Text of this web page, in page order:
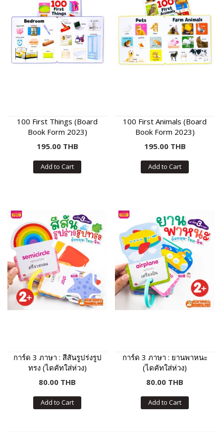
100 First Things (Board
Book Form 2023)
195.00 THB
Add to Cart
100 First Animals (Board
Book Form 2023)
195.00 THB
Add to Cart
การ์ด 3 ภาษา : สีสันรูปร่งรูป
ทรง (ไดคัทใส่ห่วง)
80.00 THB
Add to Cart
การ์ด 3 ภาษา : ยานพาหนะ
(ไดคัทใส่ห่วง)
80.00 THB
Add to Cart